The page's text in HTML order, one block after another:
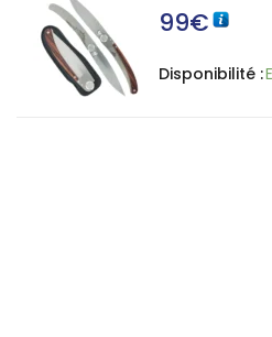
99€
Disponibilité :